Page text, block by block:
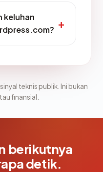
keluhan
teknis publik. Ini bukan
finansial.
berikutnya
detik.